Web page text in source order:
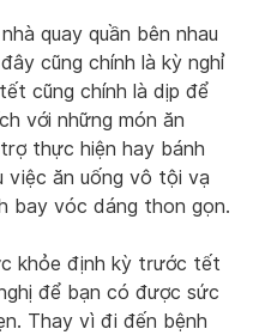
quay quần bên nhau
cũng chính là kỳ nghỉ
cũng chính là dịp để
với những món ăn
thực hiện hay bánh
việc ăn uống vô tội vạ
bay vóc dáng thon gọn.
khỏe định kỳ trước tết
để bạn có được sức
Thay vì đi đến bệnh